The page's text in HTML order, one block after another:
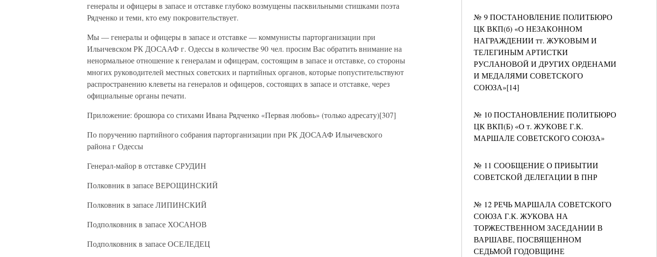
№ 9 ПОСТАНОВЛЕНИЕ ПОЛИТБЮРО
ЦК ВКП(б) «О НЕЗАКОННОМ
НАГРАЖДЕНИИ тт. ЖУКОВЫМ И
ТЕЛЕГИНЫМ АРТИСТКИ
РУСЛАНОВОЙ И ДРУГИХ ОРДЕНАМИ
И МЕДАЛЯМИ СОВЕТСКОГО
СОЮЗА»[14]
№ 10 ПОСТАНОВЛЕНИЕ ПОЛИТБЮРО
ЦК ВКП(Б) «О т. ЖУКОВЕ Г.К.
МАРШАЛЕ СОВЕТСКОГО СОЮЗА»
№ 11 СООБЩЕНИЕ О ПРИБЫТИИ
СОВЕТСКОЙ ДЕЛЕГАЦИИ В ПНР
№ 12 РЕЧЬ МАРШАЛА СОВЕТСКОГО
СОЮЗА Г.К. ЖУКОВА НА
ТОРЖЕСТВЕННОМ ЗАСЕДАНИИ В
ВАРШАВЕ, ПОСВЯЩЕННОМ
СЕДЬМОЙ ГОДОВЩИНЕ
генералы и офицеры в запасе и отставке глубоко возмущены пасквильными стишками поэта
Рядченко и теми, кто ему покровительствует.
Мы — генералы и офицеры в запасе и отставке — коммунисты парторганизации при
Ильичевском РК ДОСААФ г. Одессы в количестве 90 чел. просим Вас обратить внимание на
ненормальное отношение к генералам и офицерам, состоящим в запасе и отставке, со стороны
многих руководителей местных советских и партийных органов, которые попустительствуют
распространению клеветы на генералов и офицеров, состоящих в запасе и отставке, через
официальные органы печати.
Приложение: брошюра со стихами Ивана Рядченко «Первая любовь» (только адресату)[307]
По поручению партийного собрания парторганизации при РК ДОСААФ Ильичевского
района г Одессы
Генерал-майор в отставке СРУДИН
Полковник в запасе ВЕРОЩИНСКИЙ
Полковник в запасе ЛИПИНСКИЙ
Подполковник в запасе ХОСАНОВ
Подполковник в запасе ОСЕЛЕДЕЦ